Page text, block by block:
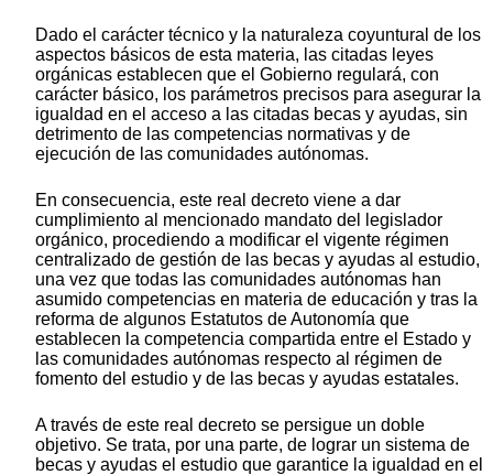
Dado el carácter técnico y la naturaleza coyuntural de los
aspectos básicos de esta materia, las citadas leyes
orgánicas establecen que el Gobierno regulará, con
carácter básico, los parámetros precisos para asegurar la
igualdad en el acceso a las citadas becas y ayudas, sin
detrimento de las competencias normativas y de
ejecución de las comunidades autónomas.
En consecuencia, este real decreto viene a dar
cumplimiento al mencionado mandato del legislador
orgánico, procediendo a modificar el vigente régimen
centralizado de gestión de las becas y ayudas al estudio,
una vez que todas las comunidades autónomas han
asumido competencias en materia de educación y tras la
reforma de algunos Estatutos de Autonomía que
establecen la competencia compartida entre el Estado y
las comunidades autónomas respecto al régimen de
fomento del estudio y de las becas y ayudas estatales.
A través de este real decreto se persigue un doble
objetivo. Se trata, por una parte, de lograr un sistema de
becas y ayudas el estudio que garantice la igualdad en el